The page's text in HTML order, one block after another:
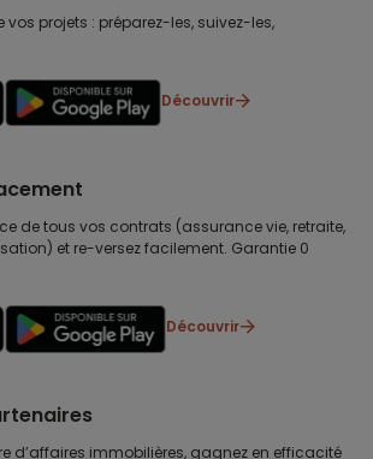
vos projets : préparez-les, suivez-les,
Découvrir
de tous vos contrats (assurance vie, retraite,
et re-versez facilement. Garantie 0
Découvrir
d’affaires immobilières, gagnez en efficacité